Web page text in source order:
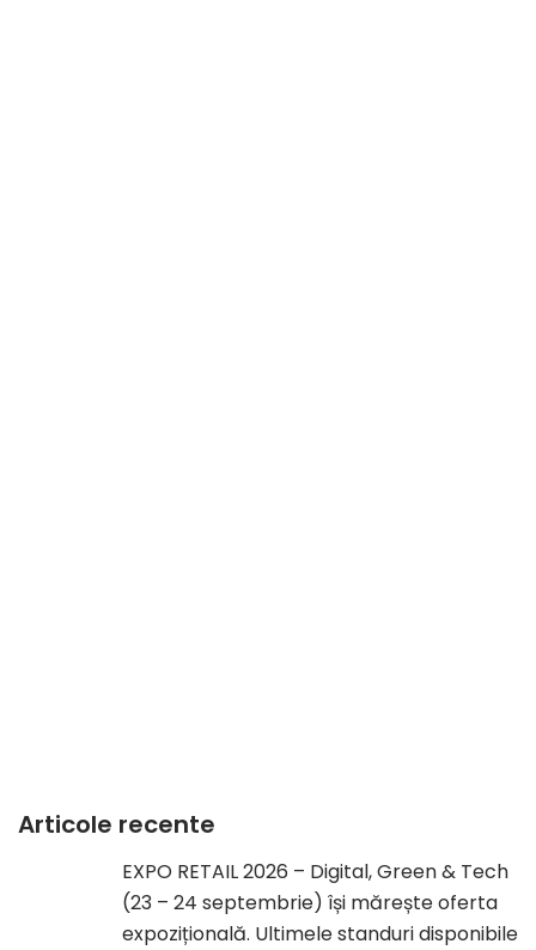
Articole recente
EXPO RETAIL 2026 – Digital, Green & Tech
(23 – 24 septembrie) își mărește oferta
expozițională. Ultimele standuri disponibile